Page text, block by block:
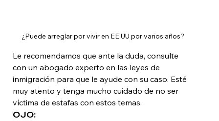
¿Puede arreglar por vivir en EE.UU por varios años?
Le recomendamos que ante la duda, consulte
con un abogado experto en las leyes de
inmigración para que le ayude con su caso. Esté
muy atento y tenga mucho cuidado de no ser
víctima de estafas con estos temas.
OJO: